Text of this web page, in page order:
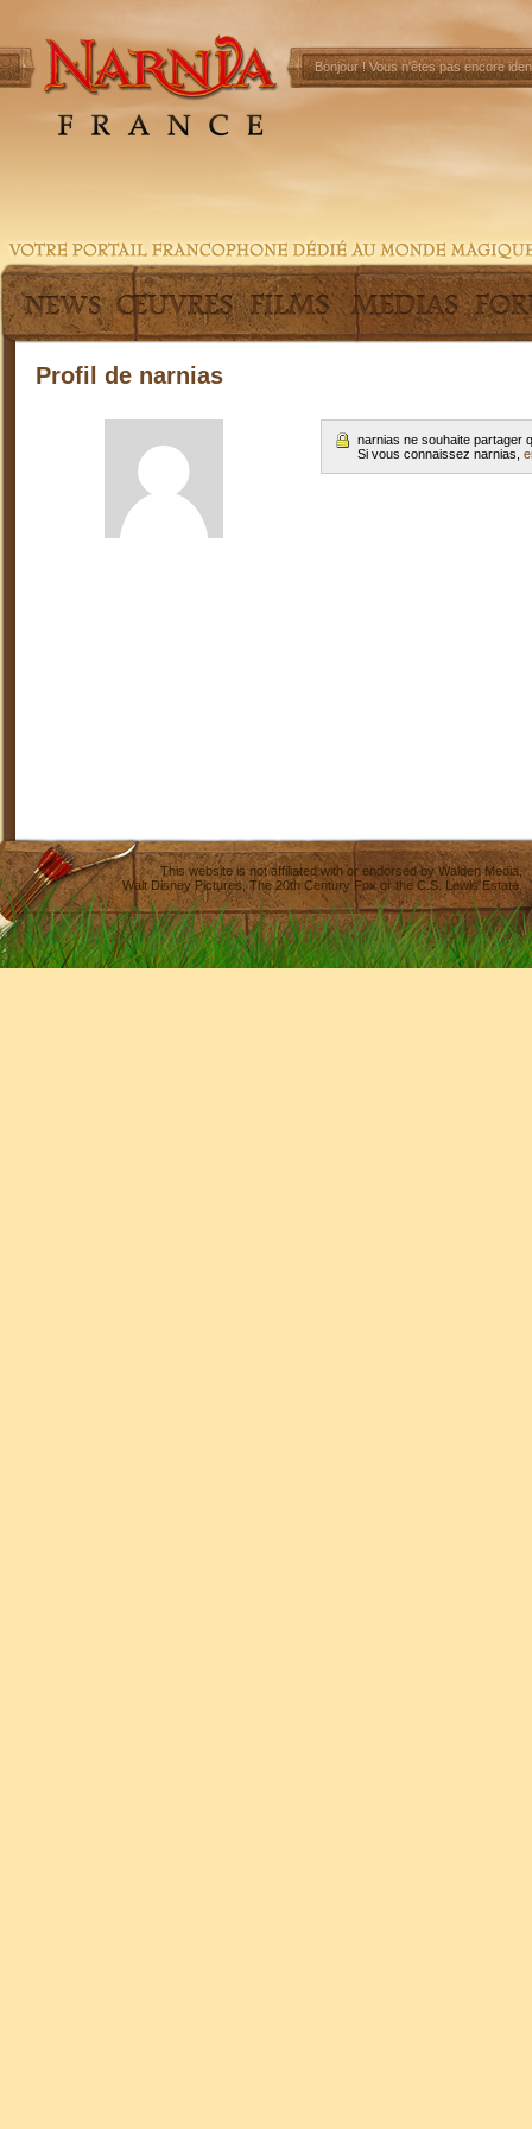
Bonjour !Vous n'êtes pas encore
Profil de narnias
narnias ne souhaite partager
Si vous connaissez narnias,
This website is not affiliated with or endorsed byWalden Media
Walt Disney Pictures,The 20th Century Fox or the C.S. Lewis Estate.